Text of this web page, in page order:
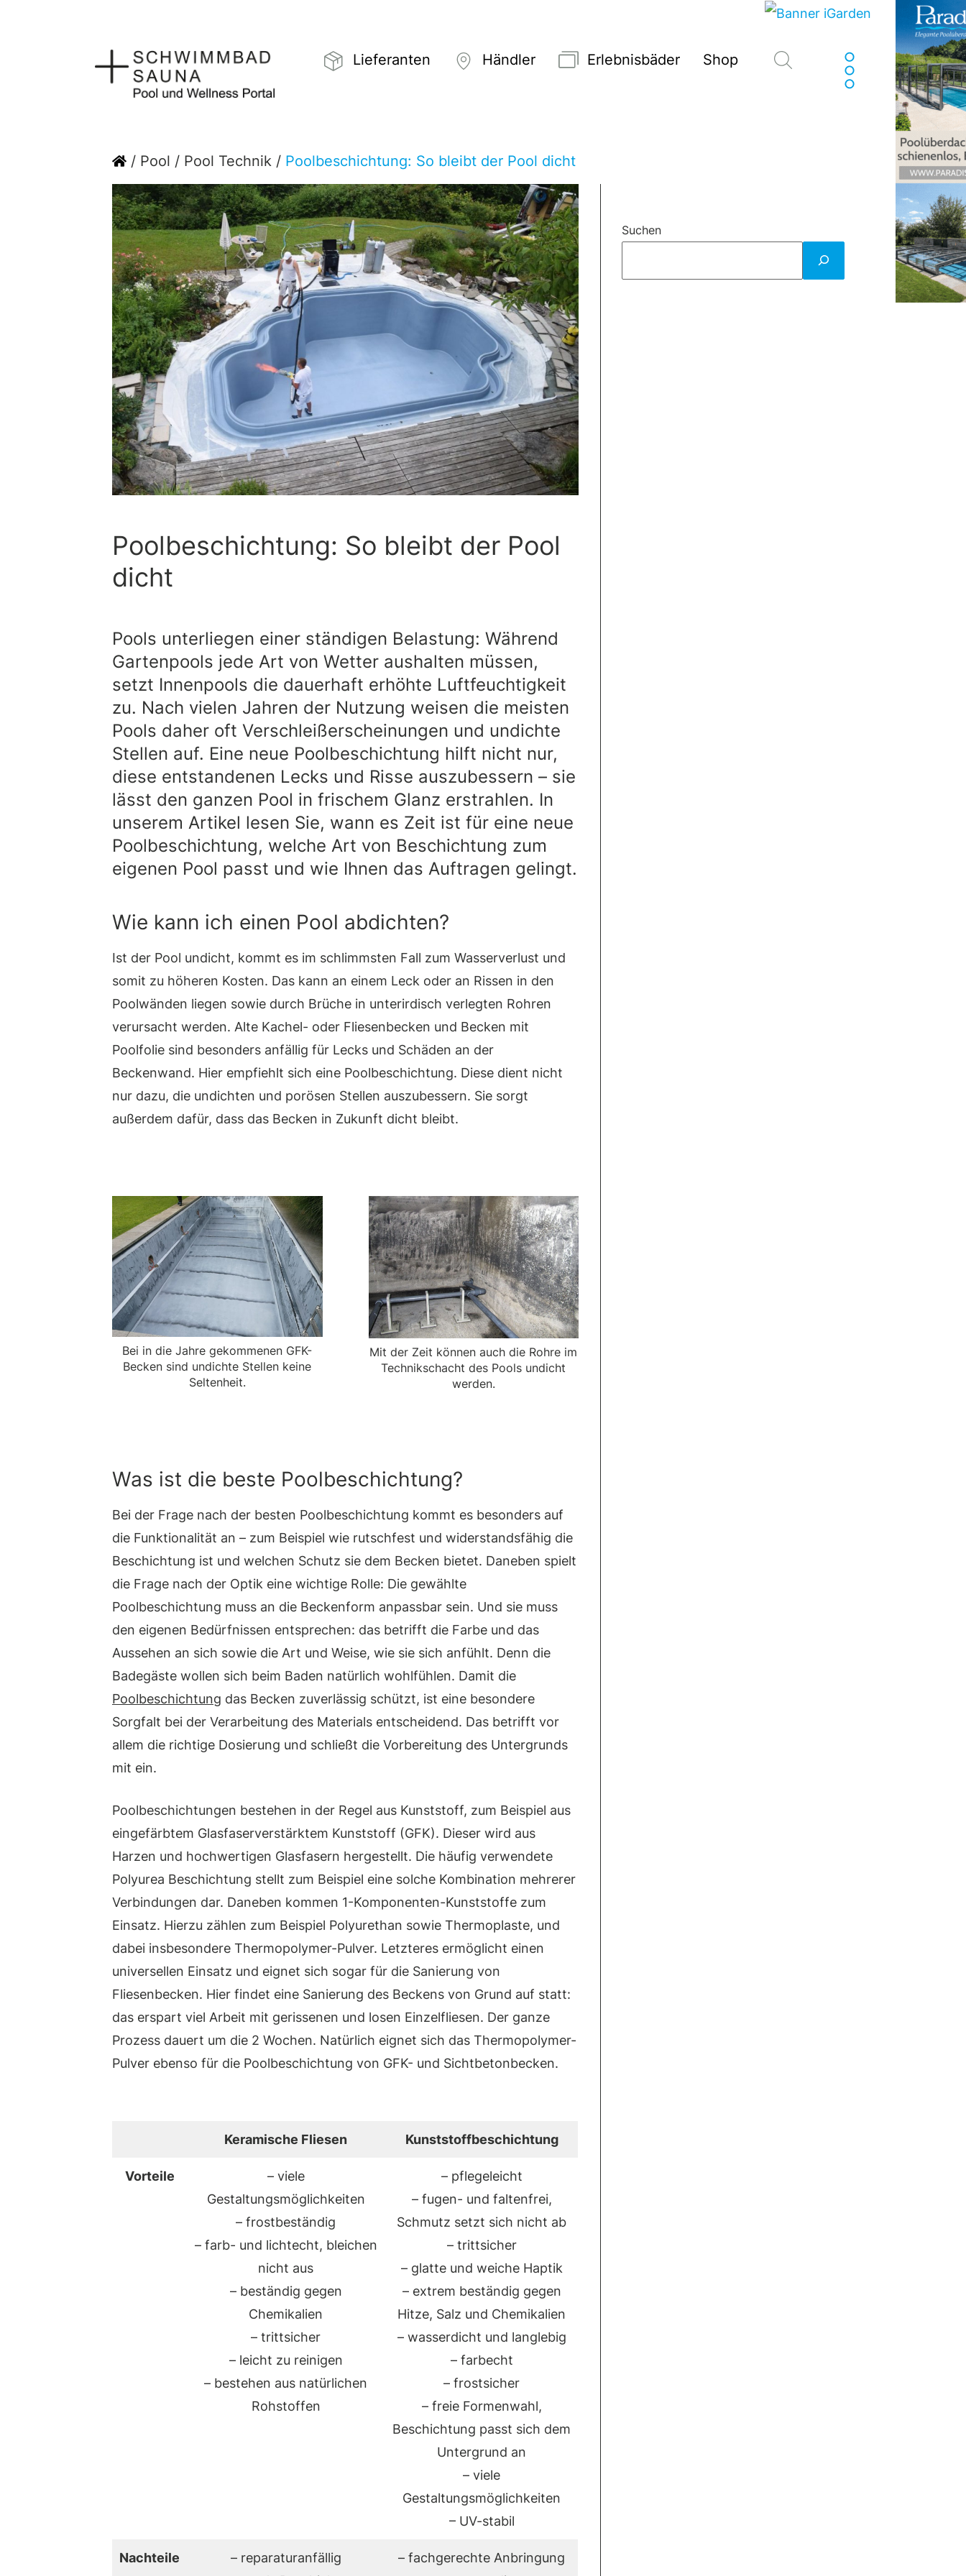
Lieferanten Händler Erlebnisbäder Shop Suchen
Home
/ Pool / Pool Technik / Poolbeschichtung: So bleibt der Pool dicht
Poolbeschichtung: So bleibt der Pool
dicht
Pools unterliegen einer ständigen Belastung: Während
Gartenpools jede Art von Wetter aushalten müssen,
setzt Innenpools die dauerhaft erhöhte Luftfeuchtigkeit
zu. Nach vielen Jahren der Nutzung weisen die meisten
Pools daher oft Verschleißerscheinungen und undichte
Stellen auf. Eine neue Poolbeschichtung hilft nicht nur,
diese entstandenen Lecks und Risse auszubessern – sie
lässt den ganzen Pool in frischem Glanz erstrahlen. In
unserem Artikel lesen Sie, wann es Zeit ist für eine neue
Poolbeschichtung, welche Art von Beschichtung zum
eigenen Pool passt und wie Ihnen das Auftragen gelingt.
Wie kann ich einen Pool abdichten?
Ist der Pool undicht, kommt es im schlimmsten Fall zum Wasserverlust und
somit zu höheren Kosten. Das kann an einem Leck oder an Rissen in den
Poolwänden liegen sowie durch Brüche in unterirdisch verlegten Rohren
verursacht werden. Alte Kachel- oder Fliesenbecken und Becken mit
Poolfolie sind besonders anfällig für Lecks und Schäden an der
Beckenwand. Hier empfiehlt sich eine Poolbeschichtung. Diese dient nicht
nur dazu, die undichten und porösen Stellen auszubessern. Sie sorgt
außerdem dafür, dass das Becken in Zukunft dicht bleibt.
Bei in die Jahre gekommenen GFK-
Becken sind undichte Stellen keine
Seltenheit.
Mit der Zeit können auch die Rohre im
Technikschacht des Pools undicht
werden.
Was ist die beste Poolbeschichtung?
Bei der Frage nach der besten Poolbeschichtung kommt es besonders auf
die Funktionalität an – zum Beispiel wie rutschfest und widerstandsfähig die
Beschichtung ist und welchen Schutz sie dem Becken bietet. Daneben spielt
die Frage nach der Optik eine wichtige Rolle: Die gewählte
Poolbeschichtung muss an die Beckenform anpassbar sein. Und sie muss
den eigenen Bedürfnissen entsprechen: das betrifft die Farbe und das
Aussehen an sich sowie die Art und Weise, wie sie sich anfühlt. Denn die
Badegäste wollen sich beim Baden natürlich wohlfühlen. Damit die
Poolbeschichtung das Becken zuverlässig schützt, ist eine besondere
Sorgfalt bei der Verarbeitung des Materials entscheidend. Das betrifft vor
allem die richtige Dosierung und schließt die Vorbereitung des Untergrunds
mit ein.
Poolbeschichtungen bestehen in der Regel aus Kunststoff, zum Beispiel aus
eingefärbtem Glasfaserverstärktem Kunststoff (GFK). Dieser wird aus
Harzen und hochwertigen Glasfasern hergestellt. Die häufig verwendete
Polyurea Beschichtung stellt zum Beispiel eine solche Kombination mehrerer
Verbindungen dar. Daneben kommen 1-Komponenten-Kunststoffe zum
Einsatz. Hierzu zählen zum Beispiel Polyurethan sowie Thermoplaste, und
dabei insbesondere Thermopolymer-Pulver. Letzteres ermöglicht einen
universellen Einsatz und eignet sich sogar für die Sanierung von
Fliesenbecken. Hier findet eine Sanierung des Beckens von Grund auf statt:
das erspart viel Arbeit mit gerissenen und losen Einzelfliesen. Der ganze
Prozess dauert um die 2 Wochen. Natürlich eignet sich das Thermopolymer-
Pulver ebenso für die Poolbeschichtung von GFK- und Sichtbetonbecken.
Keramische Fliesen Kunststoffbeschichtung
Vorteile
– viele
Gestaltungsmöglichkeiten
– frostbeständig
– farb- und lichtecht, bleichen
nicht aus
– beständig gegen
Chemikalien
– trittsicher
– leicht zu reinigen
– bestehen aus natürlichen
Rohstoffen
– pflegeleicht
– fugen- und faltenfrei,
Schmutz setzt sich nicht ab
– trittsicher
– glatte und weiche Haptik
– extrem beständig gegen
Hitze, Salz und Chemikalien
– wasserdicht und langlebig
– farbecht
– frostsicher
– freie Formenwahl,
Beschichtung passt sich dem
Untergrund an
– viele
Gestaltungsmöglichkeiten
– UV-stabil
Nachteile
– reparaturanfällig
– fachgerechte Anbringung
Suchen